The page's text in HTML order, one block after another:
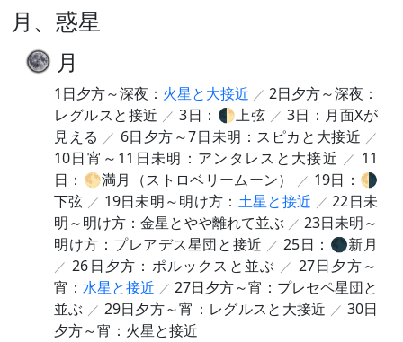
月、惑星
月
1日夕方～深夜： 火星と大接近
2日夕方～深夜：
レグルスと接近
3日：🌓上弦
3日：月面Xが
見える
6日夕方～7日未明：スピカと大接近
10日宵～11日未明：アンタレスと大接近
11
日：🌕満月（ストロベリームーン）
19日：🌗
下弦
19日未明～明け方： 土星と接近
22日未
明～明け方：金星とやや離れて並ぶ
23日未明～
明け方：プレアデス星団と接近
25日：🌑新月
26日夕方：ポルックスと並ぶ
27日夕方～
宵： 水星と接近
27日夕方～宵：プレセペ星団と
並ぶ
29日夕方～宵：レグルスと大接近
30日
夕方～宵：火星と接近